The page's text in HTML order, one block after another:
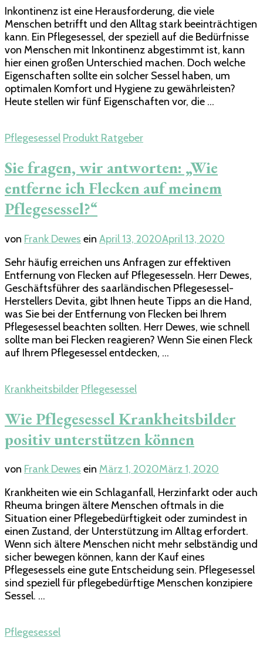
Inkontinenz ist eine Herausforderung, die viele
Menschen betrifft und den Alltag stark beeinträchtigen
kann. Ein Pflegesessel, der speziell auf die Bedürfnisse
von Menschen mit Inkontinenz abgestimmt ist, kann
hier einen großen Unterschied machen. Doch welche
Eigenschaften sollte ein solcher Sessel haben, um
optimalen Komfort und Hygiene zu gewährleisten?
Heute stellen wir fünf Eigenschaften vor, die …
Pflegesessel Produkt Ratgeber
Sie fragen, wir antworten: „Wie
entferne ich Flecken auf meinem
Pflegesessel?“
von Frank Dewes ein April 13, 2020April 13, 2020
Sehr häufig erreichen uns Anfragen zur effektiven
Entfernung von Flecken auf Pflegesesseln. Herr Dewes,
Geschäftsführer des saarländischen Pflegesessel-
Herstellers Devita, gibt Ihnen heute Tipps an die Hand,
was Sie bei der Entfernung von Flecken bei Ihrem
Pflegesessel beachten sollten. Herr Dewes, wie schnell
sollte man bei Flecken reagieren? Wenn Sie einen Fleck
auf Ihrem Pflegesessel entdecken, …
Krankheitsbilder Pflegesessel
Wie Pflegesessel Krankheitsbilder
positiv unterstützen können
von Frank Dewes ein März 1, 2020März 1, 2020
Krankheiten wie ein Schlaganfall, Herzinfarkt oder auch
Rheuma bringen ältere Menschen oftmals in die
Situation einer Pflegebedürftigkeit oder zumindest in
einen Zustand, der Unterstützung im Alltag erfordert.
Wenn sich ältere Menschen nicht mehr selbständig und
sicher bewegen können, kann der Kauf eines
Pflegesessels eine gute Entscheidung sein. Pflegesessel
sind speziell für pflegebedürftige Menschen konzipiere
Sessel. …
Pflegesessel